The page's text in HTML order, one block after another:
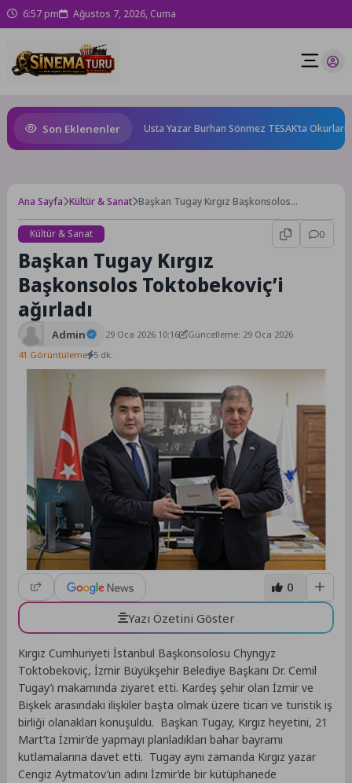
6:57 pm Ağustos 7, 2026, Cuma
Son Eklenenler
başlıyor! Usta Yazar Burhan Sönmez TESAK’ta Okurlarıyla
Ana Sayfa Kültür & Sanat Başkan Tugay Kırgız Başkonsolos
Kültür & Sanat
0
Başkan Tugay Kırgız
Başkonsolos Toktobekoviç’i
ağırladı
Admin 29 Oca 2026 10:16
Güncelleme: 29 Oca 2026
41 Görüntüleme 5 dk.
0
Yazı Özetini Göster
Kırgız Cumhuriyeti İstanbul Başkonsolosu Chyngyz
Toktobekoviç, İzmir Büyükşehir Belediye Başkanı Dr. Cemil
Tugay’ı makamında ziyaret etti. Kardeş şehir olan İzmir ve
Bişkek arasındaki ilişkiler başta olmak üzere ticari ve turistik iş
birliği olanakları konuşuldu. Başkan Tugay, Kırgız heyetini, 21
Mart’ta İzmir’de yapmayı planladıkları bahar bayramı
kutlamalarına davet etti. Tugay aynı zamanda Kırgız yazar
Cengiz Aytmatov’un adını İzmir’de bir kütüphanede